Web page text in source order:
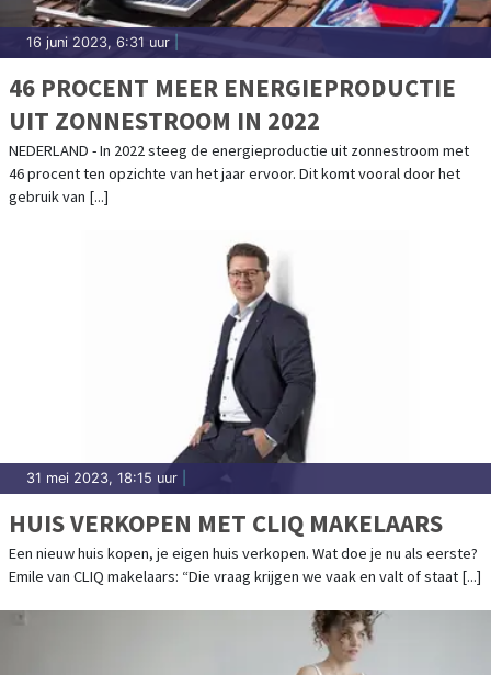
16 juni 2023, 6:31 uur
46 PROCENT MEER ENERGIEPRODUCTIE
UIT ZONNESTROOM IN 2022
NEDERLAND - In 2022 steeg de energieproductie uit zonnestroom met
46 procent ten opzichte van het jaar ervoor. Dit komt vooral door het
gebruik van [...]
31 mei 2023, 18:15 uur
HUIS VERKOPEN MET CLIQ MAKELAARS
Een nieuw huis kopen, je eigen huis verkopen. Wat doe je nu als eerste?
Emile van CLIQ makelaars: “Die vraag krijgen we vaak en valt of staat [...]